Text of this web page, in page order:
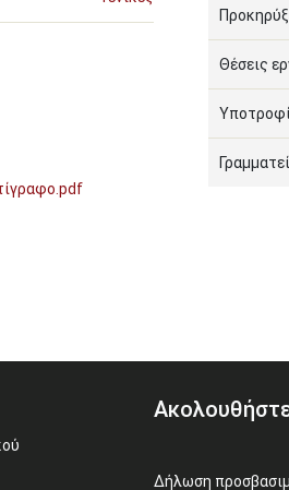
Θέσεις
Δήλωση